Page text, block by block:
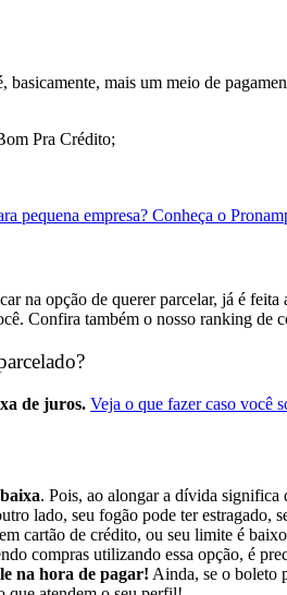
basicamente, mais um meio de
Pra Crédito;
pequena empresa? Conheça o
na opção de querer parcelar, já é
Confira também o nosso ranking de
de juros. Veja o que fazer caso você
. Pois, ao alongar a dívida
lado, seu fogão pode ter estragado,
cartão de crédito, ou seu limite é
compras utilizando essa opção, é
na hora de pagar! Ainda, se o boleto